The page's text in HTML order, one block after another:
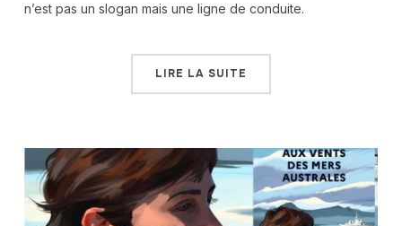
n’est pas un slogan mais une ligne de conduite.
LIRE LA SUITE